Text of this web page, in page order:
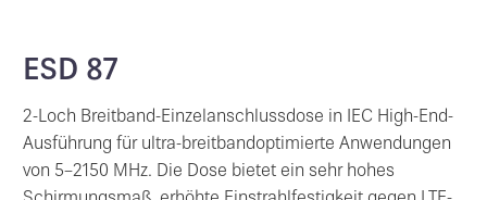
ESD 87
2-Loch Breitband-Einzelanschlussdose in IEC High-End-
Ausführung für ultra-breitbandoptimierte Anwendungen
von 5–2150 MHz. Die Dose bietet ein sehr hohes